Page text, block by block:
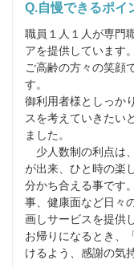
Q.自慢できるポイ
職員１人１人が専門
アを提供しています。
ご高齢の方々の笑顔
す。
御利用者様としっか
スを考えていきたい
ました。
少人数制の利点は
が出来、ひと時の楽
分かち合える事です
事、健康面など日々
画しサービスを提供
お帰りになるとき、
けるよう、感謝の気